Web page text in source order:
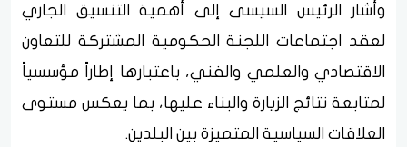
وأشار الرئيس السيسى إلى أهمية التنسيق الجاري
لعقد اجتماعات اللجنة الحكومية المشتركة للتعاون
الاقتصادي والعلمي والفني، باعتبارها إطاراً مؤسسياً
لمتابعة نتائج الزيارة والبناء عليها، بما يعكس مستوى
العلاقات السياسية المتميزة بين البلدين.